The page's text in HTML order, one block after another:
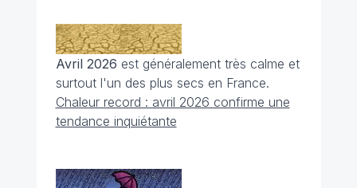
Avril 2026 est généralement très calme et
surtout l'un des plus secs en France.
Chaleur record : avril 2026 confirme une
tendance inquiétante